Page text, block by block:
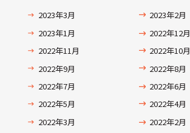
2023年3月
2023年2月
2023年1月
2022年12月
2022年11月
2022年10月
2022年9月
2022年8月
2022年7月
2022年6月
2022年5月
2022年4月
2022年3月
2022年2月